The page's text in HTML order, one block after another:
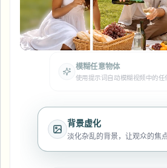
屏幕录制模糊
GDPR合规模糊
游戏与直播模糊
模糊背景
模糊任何内容
AI Video Object Remover
在线模糊照片中的人脸
人脸匿名化
零售与电商
门店和仓库镜头
诊所和面向患者的视频管理
FOIA、安全披露和编辑
Whitepapers
产品
背景虚化
淡化杂乱的背景，让观众的焦
人脸匿名化
自动人脸匿名化处理，确保分享
合规要求。
模糊任意物体
使用提示词自动模糊视频中的任